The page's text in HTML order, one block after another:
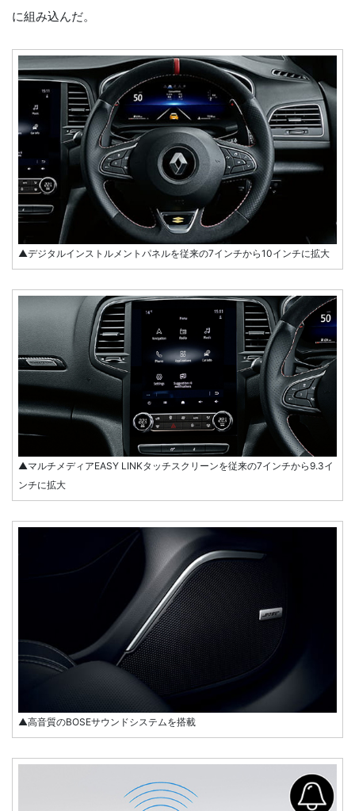
に組み込んだ。
▲デジタルインストルメントパネルを従来の7インチから10インチに拡大
▲マルチメディアEASY LINKタッチスクリーンを従来の7インチから9.3イ
ンチに拡大
▲高音質のBOSEサウンドシステムを搭載